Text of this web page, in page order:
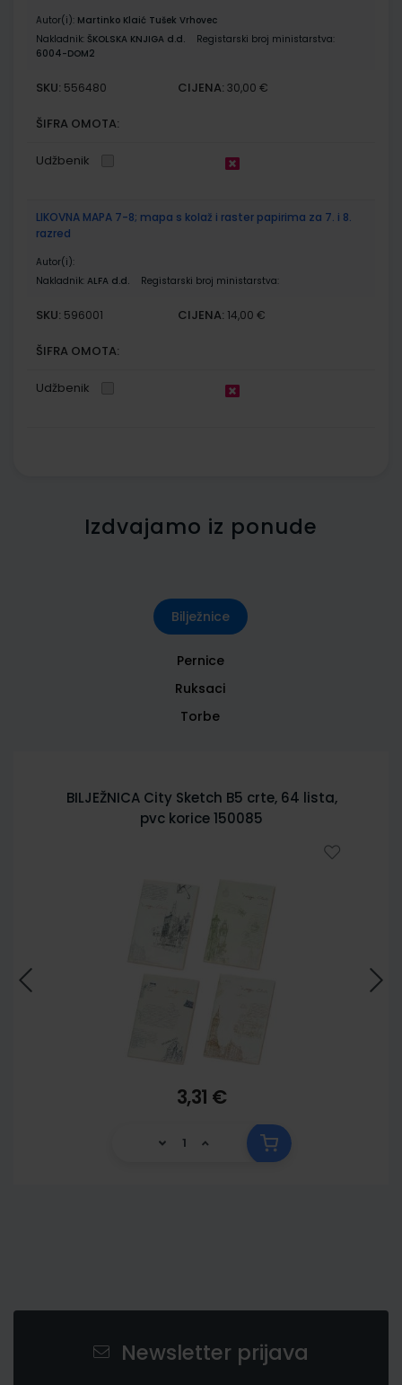
Autor(i): Martinko Klaić Tušek Vrhovec
Nakladnik: ŠKOLSKA KNJIGA d.d.
Registarski broj ministarstva:
6004-DOM2
SKU: 556480 CIJENA: 30,00 €
ŠIFRA OMOTA:
Udžbenik
LIKOVNA MAPA 7-8; mapa s kolaž i raster papirima za 7. i 8.
razred
Autor(i):
Nakladnik: ALFA d.d. Registarski broj ministarstva:
SKU: 596001 CIJENA: 14,00 €
ŠIFRA OMOTA:
Udžbenik
Izdvajamo iz ponude
Bilježnice
Pernice
Ruksaci
Torbe
BILJEŽNICA City Sketch B5 crte, 64 lista,
pvc korice 150085
3,31 €
Newsletter prijava